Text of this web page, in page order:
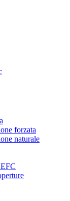
forzata
naturale